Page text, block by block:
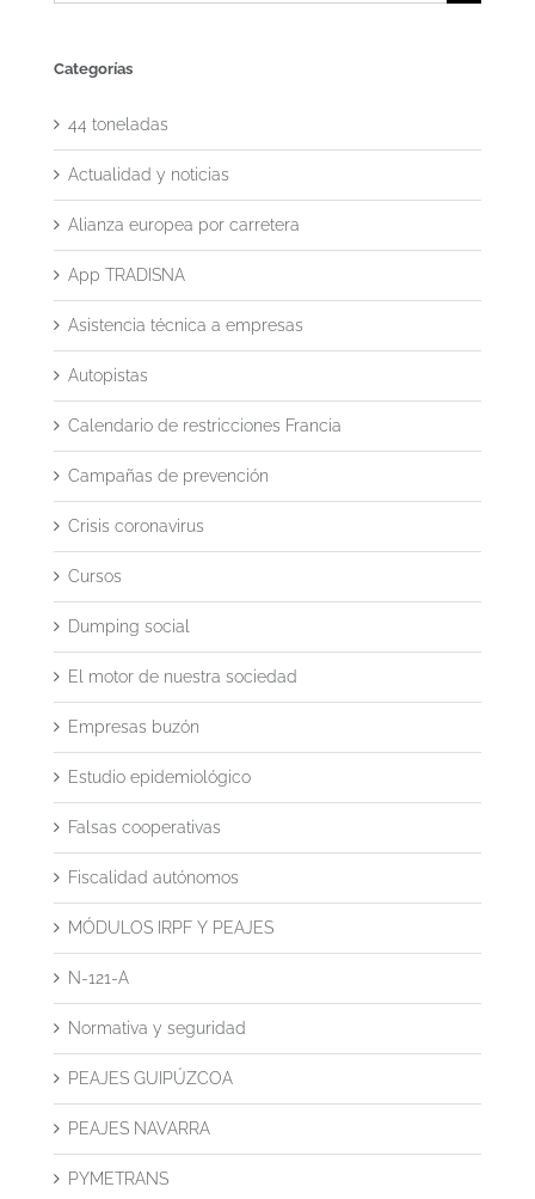
for:
Categorías
44 toneladas
Actualidad y noticias
Alianza europea por carretera
App TRADISNA
Asistencia técnica a empresas
Autopistas
Calendario de restricciones Francia
Campañas de prevención
Crisis coronavirus
Cursos
Dumping social
El motor de nuestra sociedad
Empresas buzón
Estudio epidemiológico
Falsas cooperativas
Fiscalidad autónomos
MÓDULOS IRPF Y PEAJES
N-121-A
Normativa y seguridad
PEAJES GUIPÚZCOA
PEAJES NAVARRA
PYMETRANS